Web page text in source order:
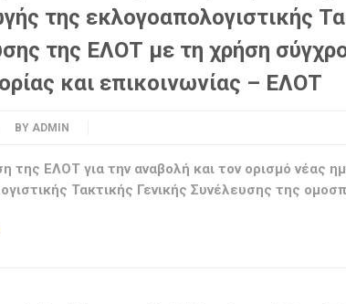
της εκλογοαπολογιστικής
της ΕΛΟΤ με τη χρήση
και επικοινωνίας – ΕΛΟΤ
BY ADMIN
της ΕΛΟΤ για την αναβολή και τον ορισμό νέας
Τακτικής Γενικής Συνέλευσης της